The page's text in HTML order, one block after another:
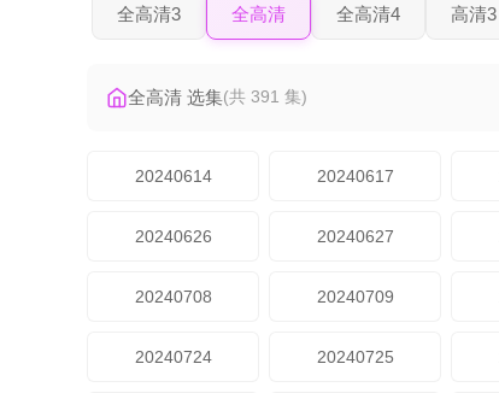
全高清3 全高清 全高清4 高清3
全高清 选集(共 391 集)
20240614 20240617
20240626 20240627
20240708 20240709
20240724 20240725